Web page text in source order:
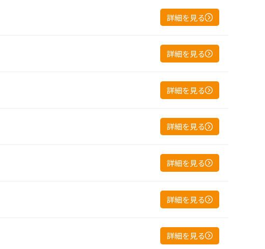
詳細を見る
詳細を見る
詳細を見る
詳細を見る
詳細を見る
詳細を見る
詳細を見る